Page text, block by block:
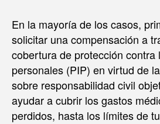
En la mayoría de los casos,
solicitar una compensación a
cobertura de protección contra
personales (PIP) en virtud de
sobre responsabilidad civil
ayudar a cubrir los gastos
perdidos, hasta los límites de